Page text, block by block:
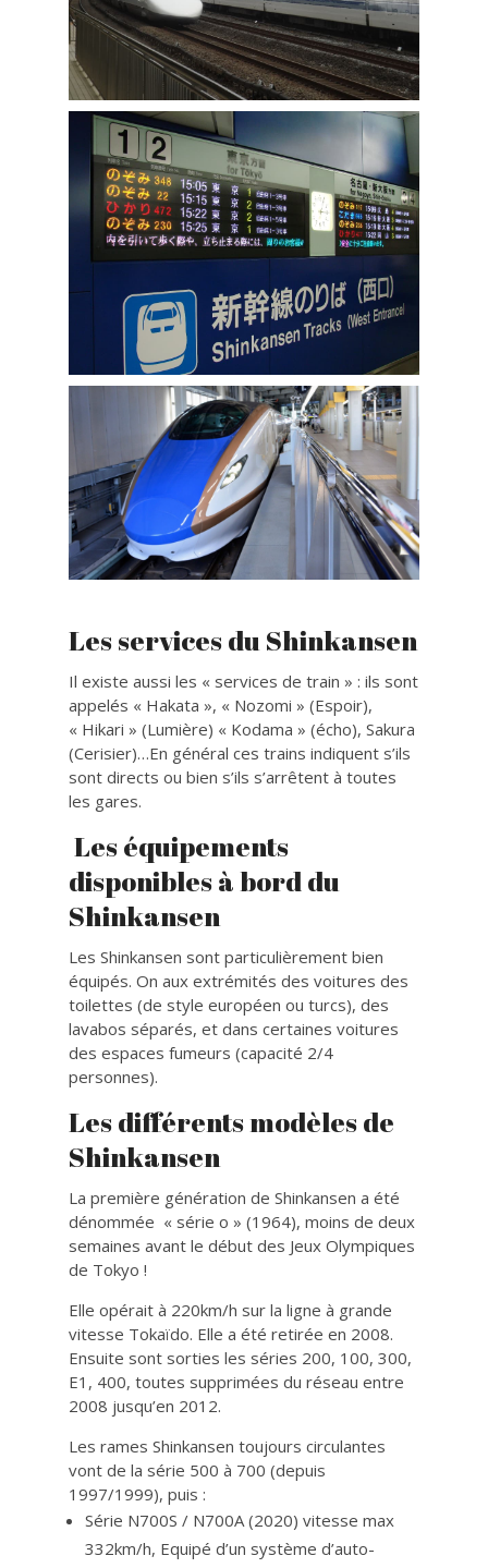
Les services du Shinkansen
Il existe aussi les « services de train » : ils sont
appelés « Hakata », « Nozomi » (Espoir),
« Hikari » (Lumière) « Kodama » (écho), Sakura
(Cerisier)…En général ces trains indiquent s’ils
sont directs ou bien s’ils s’arrêtent à toutes
les gares.
Les équipements
disponibles à bord du
Shinkansen
Les Shinkansen sont particulièrement bien
équipés. On aux extrémités des voitures des
toilettes (de style européen ou turcs), des
lavabos séparés, et dans certaines voitures
des espaces fumeurs (capacité 2/4
personnes).
Les différents modèles de
Shinkansen
La première génération de Shinkansen a été
dénommée « série o » (1964), moins de deux
semaines avant le début des Jeux Olympiques
de Tokyo !
Elle opérait à 220km/h sur la ligne à grande
vitesse Tokaïdo. Elle a été retirée en 2008.
Ensuite sont sorties les séries 200, 100, 300,
E1, 400, toutes supprimées du réseau entre
2008 jusqu’en 2012.
Les rames Shinkansen toujours circulantes
vont de la série 500 à 700 (depuis
1997/1999), puis :
Série N700S / N700A (2020) vitesse max
332km/h, Equipé d’un système d’auto-